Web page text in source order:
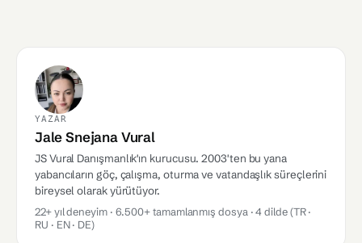
YAZAR
Jale Snejana Vural
JS Vural Danışmanlık'ın kurucusu. 2003'ten bu yana
yabancıların göç, çalışma, oturma ve vatandaşlık süreçlerini
bireysel olarak yürütüyor.
22+ yıl deneyim · 6.500+ tamamlanmış dosya · 4 dilde (TR ·
RU · EN · DE)